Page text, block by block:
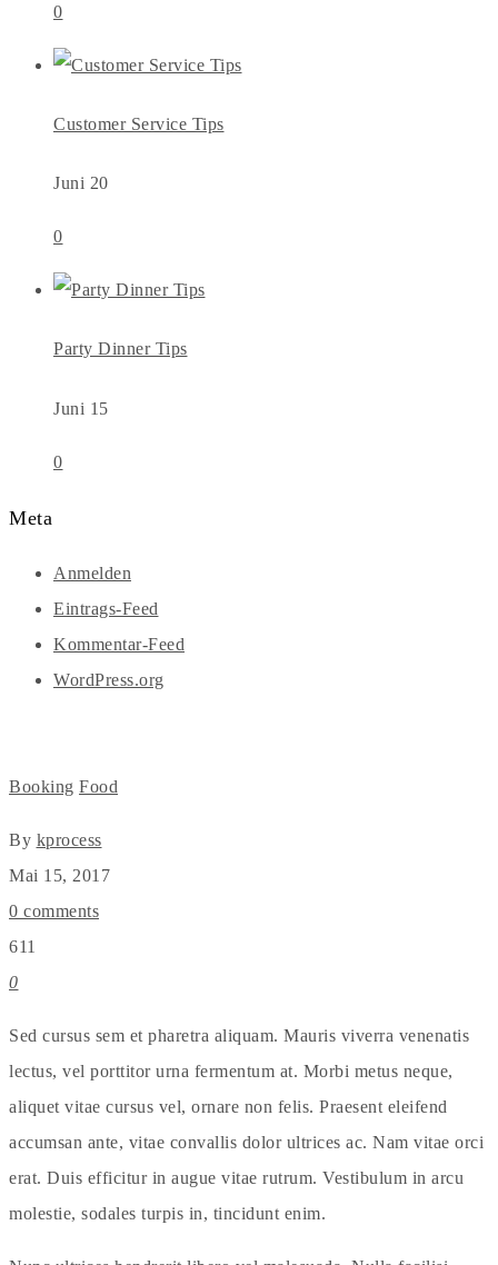
0
Customer Service Tips
Juni 20
0
Party Dinner Tips
Juni 15
0
Meta
Anmelden
Eintrags-Feed
Kommentar-Feed
WordPress.org
Booking Food
By kprocess
Mai 15, 2017
0 comments
611
0
Sed cursus sem et pharetra aliquam. Mauris viverra venenatis
lectus, vel porttitor urna fermentum at. Morbi metus neque,
aliquet vitae cursus vel, ornare non felis. Praesent eleifend
accumsan ante, vitae convallis dolor ultrices ac. Nam vitae orci
erat. Duis efficitur in augue vitae rutrum. Vestibulum in arcu
molestie, sodales turpis in, tincidunt enim.